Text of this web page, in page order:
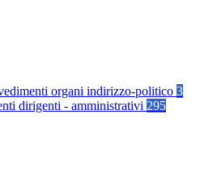
organi indirizzo-politico 3
dirigenti - amministrativi 295